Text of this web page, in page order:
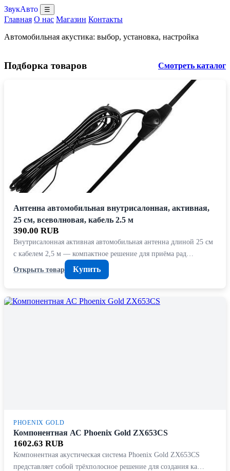
ЗвукАвто ☰
Главная О нас Магазин Контакты
Автомобильная акустика: выбор, установка, настройка
Подборка товаров Смотреть каталог
Антенна автомобильная внутрисалонная, активная,
25 см, всеволновая, кабель 2.5 м
390.00 RUB
Внутрисалонная активная автомобильная антенна длиной 25 см
с кабелем 2,5 м — компактное решение для приёма рад…
Открыть товар
Купить
PHOENIX GOLD
Компонентная АС Phoenix Gold ZX653CS
1602.63 RUB
Компонентная акустическая система Phoenix Gold ZX653CS
представляет собой трёхполосное решение для создания ка…